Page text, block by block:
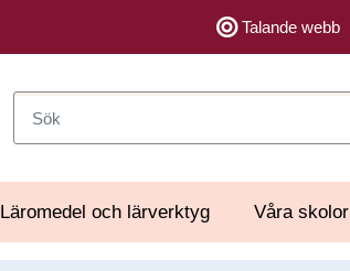
Talande webb
Läromedel och lärverktyg Våra skolor